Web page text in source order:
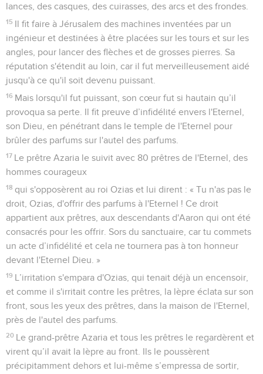
lances, des casques, des cuirasses, des arcs et des frondes.
15 Il fit faire à Jérusalem des machines inventées par un
ingénieur et destinées à être placées sur les tours et sur les
angles, pour lancer des flèches et de grosses pierres. Sa
réputation s'étendit au loin, car il fut merveilleusement aidé
jusqu'à ce qu'il soit devenu puissant.
16 Mais lorsqu'il fut puissant, son cœur fut si hautain qu’il
provoqua sa perte. Il fit preuve d’infidélité envers l'Eternel,
son Dieu, en pénétrant dans le temple de l'Eternel pour
brûler des parfums sur l'autel des parfums.
17 Le prêtre Azaria le suivit avec 80 prêtres de l'Eternel, des
hommes courageux
18 qui s'opposèrent au roi Ozias et lui dirent : « Tu n'as pas le
droit, Ozias, d'offrir des parfums à l'Eternel ! Ce droit
appartient aux prêtres, aux descendants d'Aaron qui ont été
consacrés pour les offrir. Sors du sanctuaire, car tu commets
un acte d’infidélité et cela ne tournera pas à ton honneur
devant l'Eternel Dieu. »
19 L’irritation s'empara d'Ozias, qui tenait déjà un encensoir,
et comme il s'irritait contre les prêtres, la lèpre éclata sur son
front, sous les yeux des prêtres, dans la maison de l'Eternel,
près de l'autel des parfums.
20 Le grand-prêtre Azaria et tous les prêtres le regardèrent et
virent qu’il avait la lèpre au front. Ils le poussèrent
précipitamment dehors et lui-même s’empressa de sortir,